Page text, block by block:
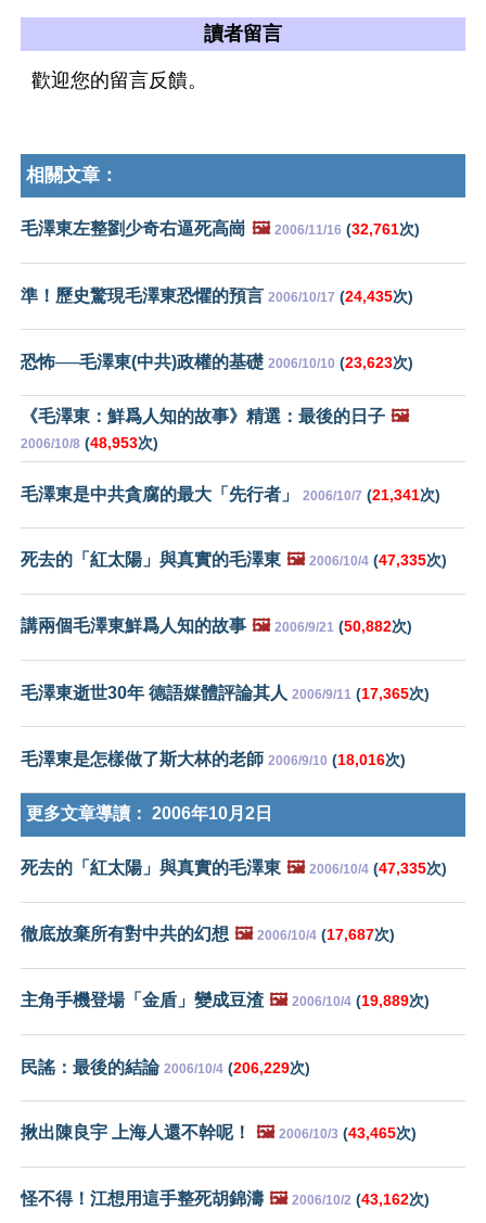
讀者留言
歡迎您的留言反饋。
相關文章：
毛澤東左整劉少奇右逼死高崗 🖼️ 2006/11/16 (32,761次)
準！歷史驚現毛澤東恐懼的預言 2006/10/17 (24,435次)
恐怖──毛澤東(中共)政權的基礎 2006/10/10 (23,623次)
《毛澤東：鮮爲人知的故事》精選：最後的日子 🖼️
2006/10/8 (48,953次)
毛澤東是中共貪腐的最大「先行者」 2006/10/7 (21,341次)
死去的「紅太陽」與真實的毛澤東 🖼️ 2006/10/4 (47,335次)
講兩個毛澤東鮮爲人知的故事 🖼️ 2006/9/21 (50,882次)
毛澤東逝世30年 德語媒體評論其人 2006/9/11 (17,365次)
毛澤東是怎樣做了斯大林的老師 2006/9/10 (18,016次)
更多文章導讀： 2006年10月2日
死去的「紅太陽」與真實的毛澤東 🖼️ 2006/10/4 (47,335次)
徹底放棄所有對中共的幻想 🖼️ 2006/10/4 (17,687次)
主角手機登場「金盾」變成豆渣 🖼️ 2006/10/4 (19,889次)
民謠：最後的結論 2006/10/4 (206,229次)
揪出陳良宇 上海人還不幹呢！ 🖼️ 2006/10/3 (43,465次)
怪不得！江想用這手整死胡錦濤 🖼️ 2006/10/2 (43,162次)